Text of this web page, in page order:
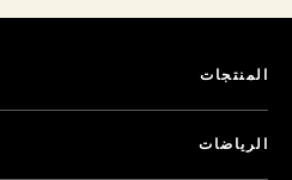
المنتجات
الرياضات